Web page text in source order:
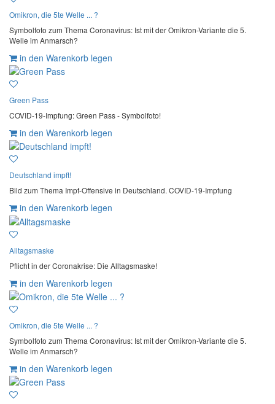
Omikron, die 5te Welle ... ?
Symbolfoto zum Thema Coronavirus: Ist mit der Omikron-Variante die 5.
Welle im Anmarsch?
in den Warenkorb legen
Green Pass
COVID-19-Impfung: Green Pass - Symbolfoto!
in den Warenkorb legen
Deutschland impft!
Bild zum Thema Impf-Offensive in Deutschland. COVID-19-Impfung
in den Warenkorb legen
Alltagsmaske
Pflicht in der Coronakrise: Die Alltagsmaske!
in den Warenkorb legen
Omikron, die 5te Welle ... ?
Symbolfoto zum Thema Coronavirus: Ist mit der Omikron-Variante die 5.
Welle im Anmarsch?
in den Warenkorb legen